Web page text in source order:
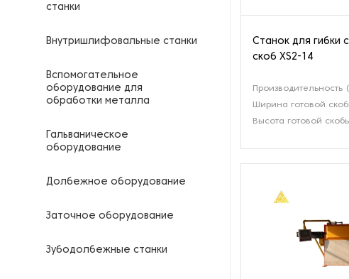
станки
Внутришлифовальные станки
Вспомогательное
оборудование для
обработки металла
Гальваническое
оборудование
Долбежное оборудование
Заточное оборудование
Зубодолбежные станки
Станок для гибки
скоб XS2-14
Производительность
Ширина готовой
Высота готовой